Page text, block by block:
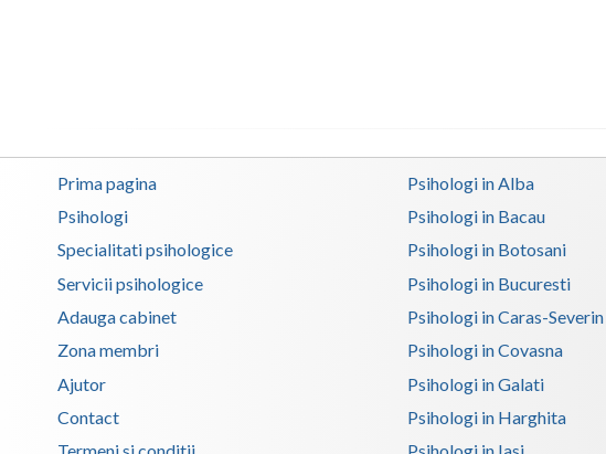
Prima pagina
Psihologi
Specialitati psihologice
Servicii psihologice
Adauga cabinet
Zona membri
Ajutor
Contact
Psihologi in Alba
Psihologi in Bacau
Psihologi in Botosani
Psihologi in Bucuresti
Psihologi in Caras-Severin
Psihologi in Covasna
Psihologi in Galati
Psihologi in Harghita